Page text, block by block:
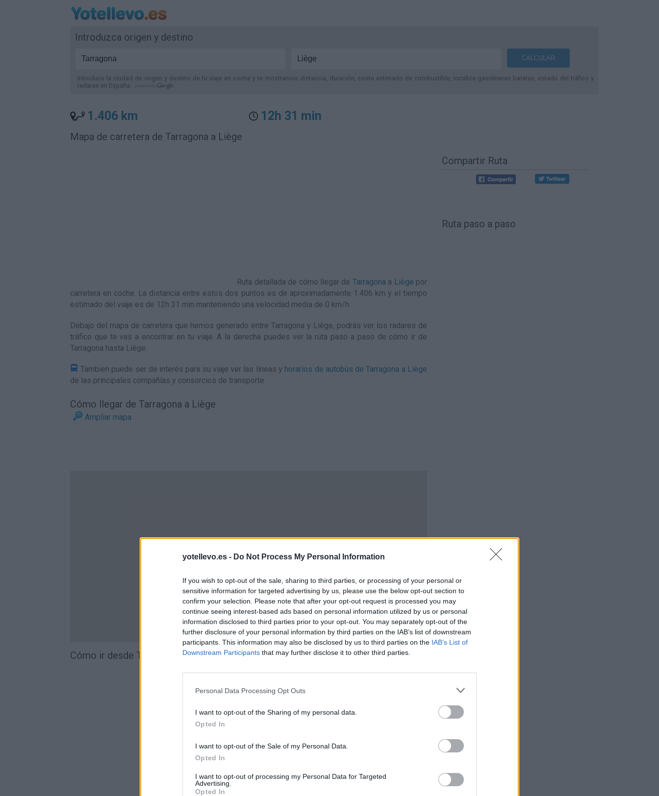
yotellevo.es - Do Not Process My Personal Information
If you wish to opt-out of the sale, sharing to third parties, or processing of your personal or
sensitive information for targeted advertising by us, please use the below opt-out section to
confirm your selection. Please note that after your opt-out request is processed you may
continue seeing interest-based ads based on personal information utilized by us or personal
information disclosed to third parties prior to your opt-out. You may separately opt-out of the
further disclosure of your personal information by third parties on the IAB’s list of downstream
participants. This information may also be disclosed by us to third parties on the IAB’s List of
Downstream Participants that may further disclose it to other third parties.
Personal Data Processing Opt Outs
I want to opt-out of the Sharing of my personal data.
Opted In
I want to opt-out of the Sale of my Personal Data.
Opted In
I want to opt-out of processing my Personal Data for Targeted
Advertising.
Opted In
Introduzca origen y destino
Introduce la ciudad de origen y destino de tu viaje en coche y te mostramos distancia, duración, coste estimado de combustible, localiza gasolineras baratas, estado del tráfico y
radares en España.
1.406 km 12h 31 min
Mapa de carretera de Tarragona a Liège
Ruta detallada de cómo llegar de Tarragona a Liège por
carretera en coche. La distancia entre estos dos puntos es de aproximadamente 1.406 km y el tiempo
estimado del viaje es de 12h 31 min manteniendo una velocidad media de 0 km/h.
Debajo del mapa de carretera que hemos generado entre Tarragona y Liège, podrás ver los radares de
tráfico que te vas a encontrar en tu viaje. A la derecha puedes ver la ruta paso a paso de cómo ir de
Tarragona hasta Liège.
Tambien puede ser de interés para su viaje ver las líneas y horarios de autobús de Tarragona a Liège
de las principales compañías y consorcios de transporte.
Cómo llegar de Tarragona a Liège
Ampliar mapa
Cómo ir desde Tarragona a Liège
Compartir Ruta
Ruta paso a paso